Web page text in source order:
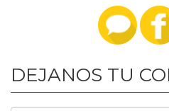
DEJANOS TU